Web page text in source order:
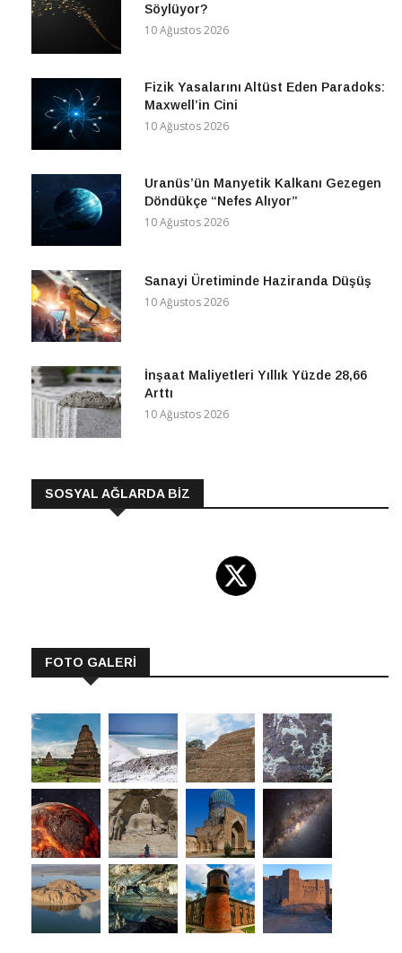
Söylüyor?
10 Ağustos 2026
Fizik Yasalarını Altüst Eden Paradoks:
Maxwell’in Cini
10 Ağustos 2026
Uranüs’ün Manyetik Kalkanı Gezegen
Döndükçe “Nefes Alıyor”
10 Ağustos 2026
Sanayi Üretiminde Haziranda Düşüş
10 Ağustos 2026
İnşaat Maliyetleri Yıllık Yüzde 28,66
Arttı
10 Ağustos 2026
SOSYAL AĞLARDA BİZ
FOTO GALERİ